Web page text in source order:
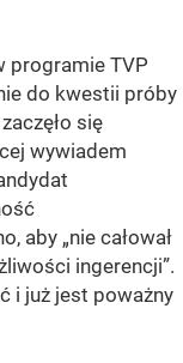
programie TVP
do kwestii próby
się
wywiadem
aby „nie całował
ingerencji”.
i już jest poważny